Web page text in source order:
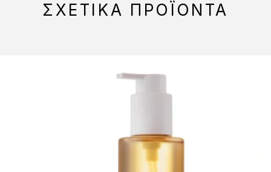
ΣΧΕΤΙΚΆ ΠΡΟΪΌΝΤΑ